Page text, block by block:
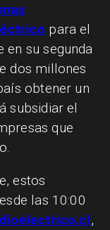
para el
en su segunda
dos millones
obtener un
subsidiar el
que
estos
las 10:00
,